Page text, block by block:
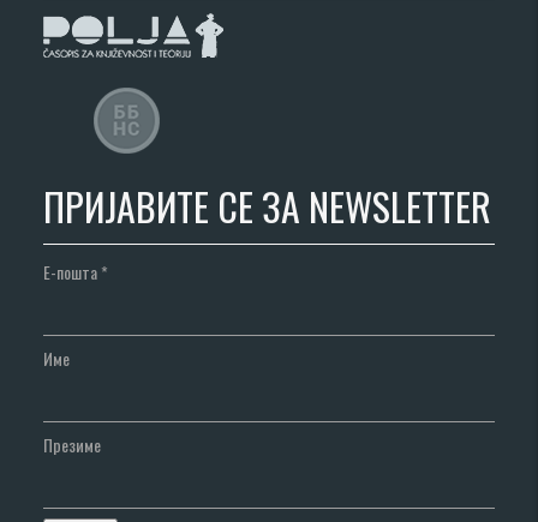
ПРИЈАВИТЕ СЕ ЗА NEWSLETTER
Е-пошта*
Име
Презиме